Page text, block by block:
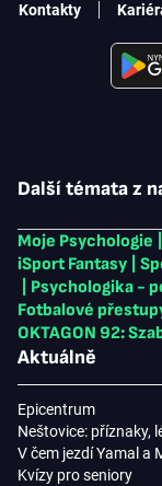
Další témata z
Moje Psychologie
iSport Fantasy
Psychologika -
Fotbalové
OKTAGON 92:
Aktuálně
Epicentrum
Neštovice: příznaky,
V čem jezdí Yamal a
Kvízy pro seniory
Kontakty